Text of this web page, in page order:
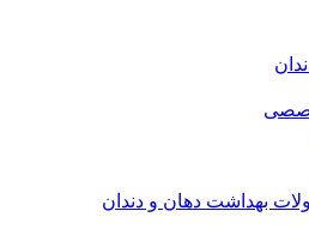
بهداشت دهان و دندان